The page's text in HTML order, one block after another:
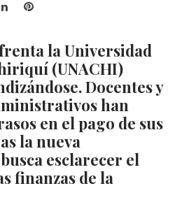
LinkedInPinterest
la Universidad
(UNACHI)
Docentes y
han
en el pago de sus
la nueva
esclarecer el
finanzas de la